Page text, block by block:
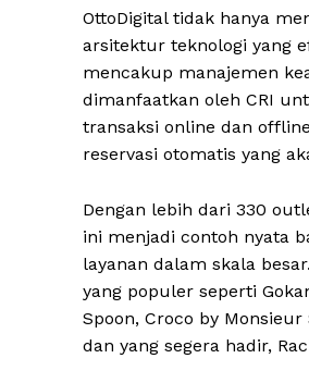
OttoDigital tidak hanya
arsitektur teknologi yang
mencakup manajemen
dimanfaatkan oleh CRI
transaksi online dan
reservasi otomatis yang
Dengan lebih dari 330
ini menjadi contoh nyata
layanan dalam skala
yang populer seperti
Spoon, Croco by
dan yang segera hadir,